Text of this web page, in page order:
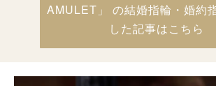
AMULET」 の結婚指輪・婚約
した記事はこちら